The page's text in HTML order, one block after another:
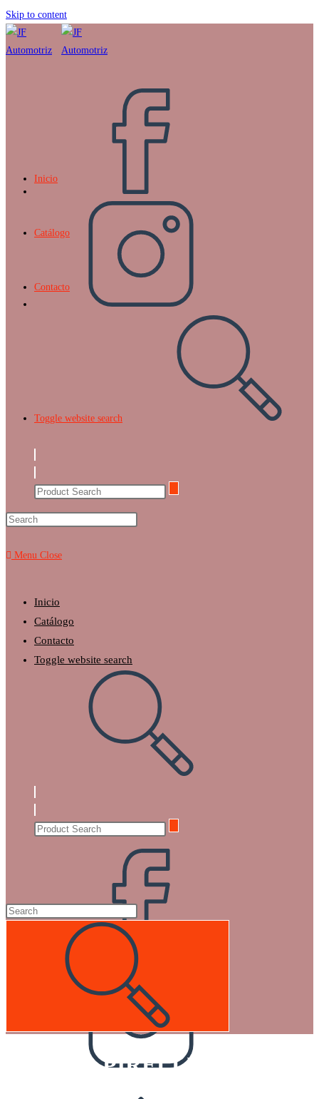
Skip to content
Inicio
Catálogo
Contacto
Toggle website search
Menu Close
Inicio
Catálogo
Contacto
Toggle website search
LLANTA PIRELLI 140/80-18